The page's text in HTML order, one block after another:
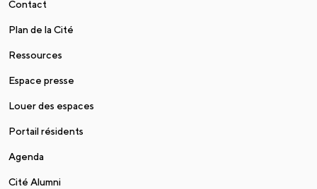
Contact
Plan de la Cité
Ressources
Espace presse
Louer des espaces
Portail résidents
Agenda
Cité Alumni